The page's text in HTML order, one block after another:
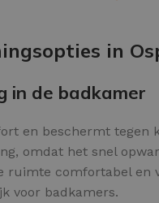
in
in de badkamer
en beschermt tegen
omdat het snel
comfortabel en
voor badkamers.